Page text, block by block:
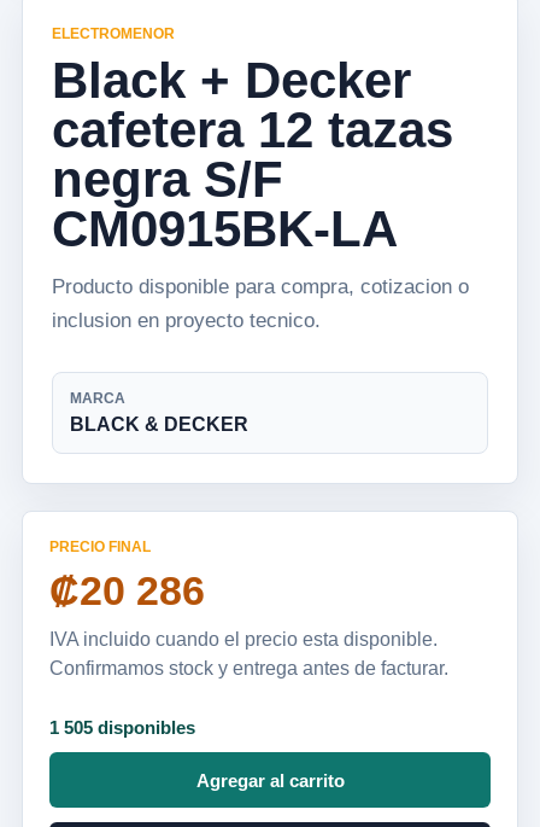
ELECTROMENOR
Black + Decker
cafetera 12 tazas
negra S/F
CM0915BK-LA
Producto disponible para compra, cotizacion o
inclusion en proyecto tecnico.
MARCA
BLACK & DECKER
PRECIO FINAL
₡20 286
IVA incluido cuando el precio esta disponible.
Confirmamos stock y entrega antes de facturar.
1 505 disponibles
Agregar al carrito